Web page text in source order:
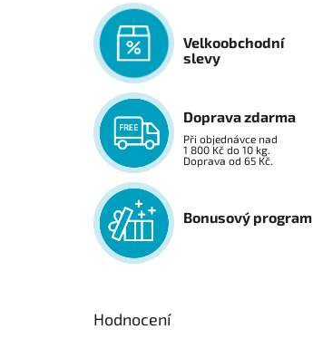
Velkoobchodní
slevy
Doprava zdarma
Při objednávce nad
1 800 Kč do 10 kg.
Doprava od 65 Kč.
Bonusový program
Hodnocení